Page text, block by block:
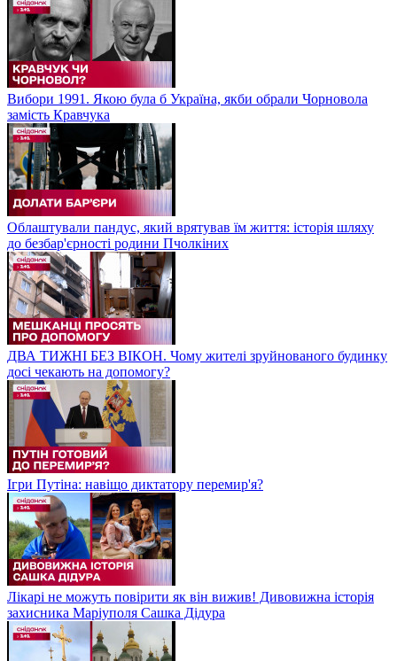
Вибори 1991. Якою була б Україна, якби обрали Чорновола
замість Кравчука
Облаштували пандус, який врятував їм життя: історія шляху
до безбар'єрності родини Пчолкіних
ДВА ТИЖНІ БЕЗ ВІКОН. Чому жителі зруйнованого будинку
досі чекають на допомогу?
Ігри Путіна: навіщо диктатору перемир'я?
Лікарі не можуть повірити як він вижив! Дивовижна історія
захисника Маріуполя Сашка Дідура